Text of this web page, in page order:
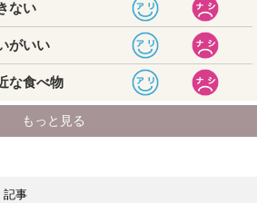
記事